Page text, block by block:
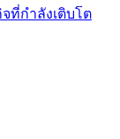
ที่กำลังเติบโต